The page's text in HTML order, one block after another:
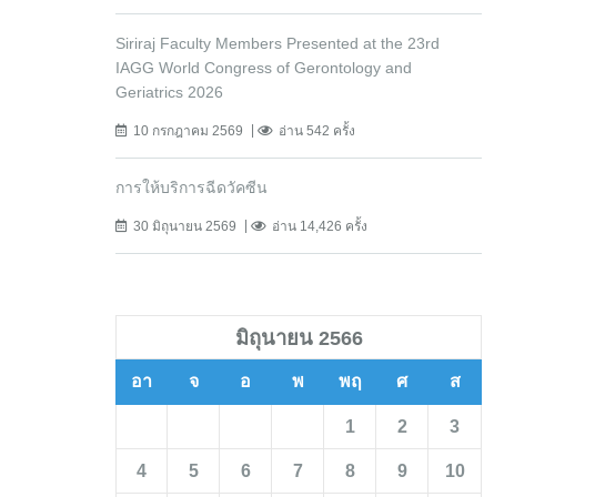
Siriraj Faculty Members Presented at the 23rd
IAGG World Congress of Gerontology and
Geriatrics 2026
10 กรกฎาคม 2569 อ่าน 542 ครั้ง
การให้บริการฉีดวัคซีน
30 มิถุนายน 2569 อ่าน 14,426 ครั้ง
มิถุนายน 2566
อา จ อ พ พฤ ศ ส
1 2 3
4 5 6 7 8 9 10